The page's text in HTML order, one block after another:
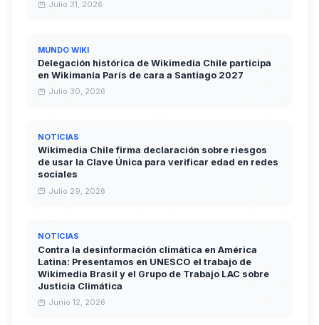
Julio 31, 2026
MUNDO WIKI
Delegación histórica de Wikimedia Chile participa
en Wikimanía París de cara a Santiago 2027
Julio 30, 2026
NOTICIAS
Wikimedia Chile firma declaración sobre riesgos
de usar la Clave Única para verificar edad en redes
sociales
Julio 29, 2026
NOTICIAS
Contra la desinformación climática en América
Latina: Presentamos en UNESCO el trabajo de
Wikimedia Brasil y el Grupo de Trabajo LAC sobre
Justicia Climática
Junio 12, 2026